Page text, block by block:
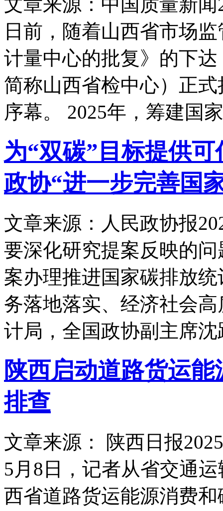
日前，随着山西省市场
计量中心的批复》的下
简称山西省检中心）正
序幕。 2025年，筹建国
为“双碳”目标提供
政协“进一步完善国
文章来源：人民政协报
要深化研究提案反映的
案办理推进国家碳排放
务落地落实、经济社会
计局，全国政协副主席沈
陕西启动道路货运
排查
文章来源： 陕西日报
5月8日，记者从省交通
西省道路货运能源消费